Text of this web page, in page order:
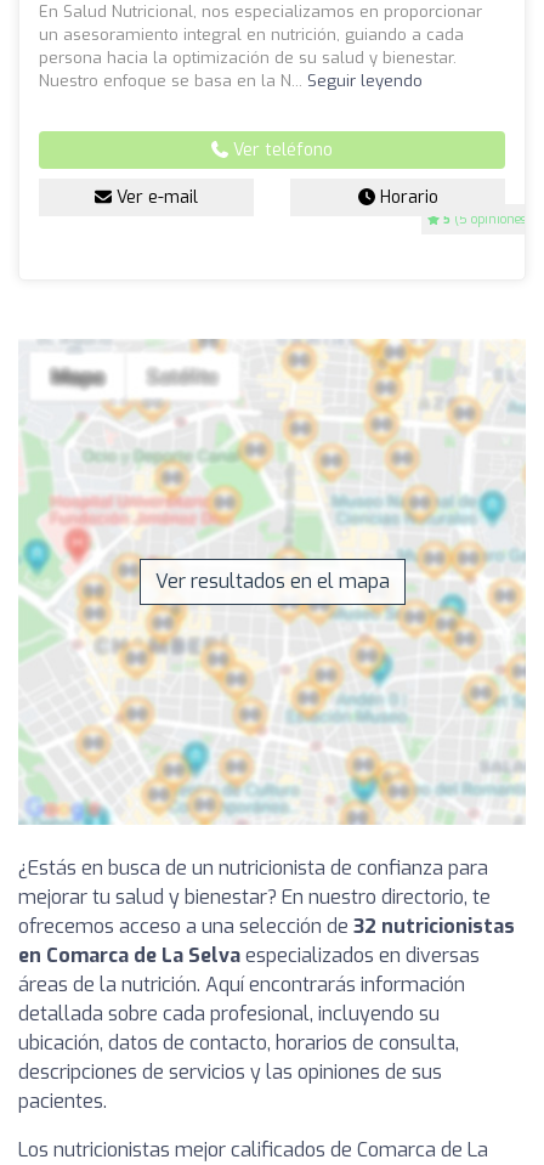
5 (5 opiniones)
En Salud Nutricional, nos especializamos en proporcionar
un asesoramiento integral en nutrición, guiando a cada
persona hacia la optimización de su salud y bienestar.
Nuestro enfoque se basa en la N... Seguir leyendo
Ver teléfono
Ver e-mail Horario
Ver resultados en el mapa
¿Estás en busca de un nutricionista de confianza para
mejorar tu salud y bienestar? En nuestro directorio, te
ofrecemos acceso a una selección de 32 nutricionistas
en Comarca de La Selvaespecializados en diversas
áreas de la nutrición. Aquí encontrarás información
detallada sobre cada profesional, incluyendo su
ubicación, datos de contacto, horarios de consulta,
descripciones de servicios y las opiniones de sus
pacientes.
Los nutricionistas mejor calificados de Comarca de La